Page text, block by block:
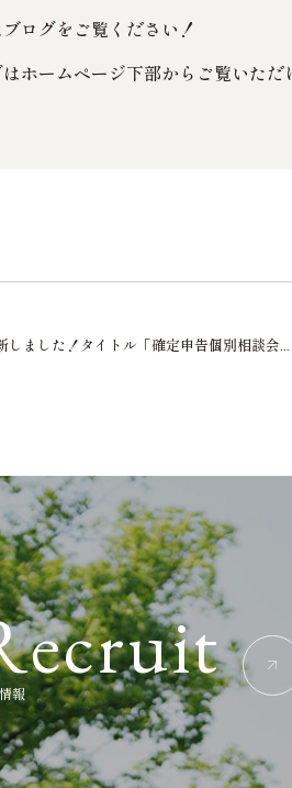
ログをご覧ください！
ホームページ下部からご覧いただ
した！タイトル「確定申告個別相談会を開催します！」
情報 ecruit